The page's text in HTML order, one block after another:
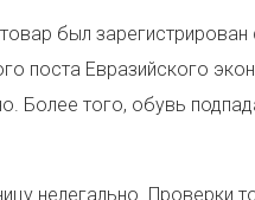
был
поста Евразийского
Более того, обувь
нелегально. Проверки